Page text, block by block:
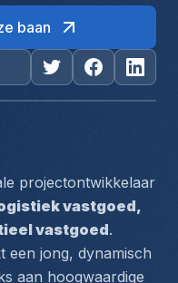
baan
projectontwikkelaar
vastgoed,
vastgoed.
een jong, dynamisch
aan hoogwaardige